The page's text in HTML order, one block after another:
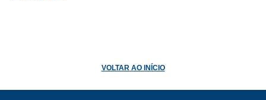
VOLTAR AO INÍCIO